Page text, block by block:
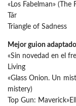
«Los Fabelman» (The
Tár
Triangle of Sadness
Mejor guion adaptado
«Sin novedad en el
Living
«Glass Onion. Un
mistery)
Top Gun: